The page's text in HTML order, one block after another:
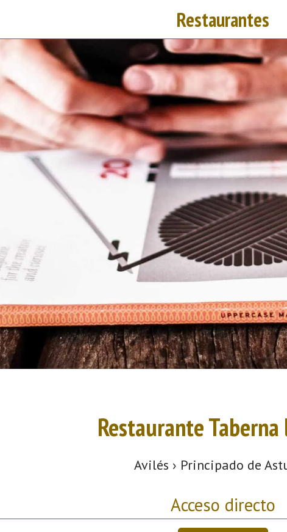
Restaurantes
Restaurante Taberna
Avilés › Principado de
Acceso directo